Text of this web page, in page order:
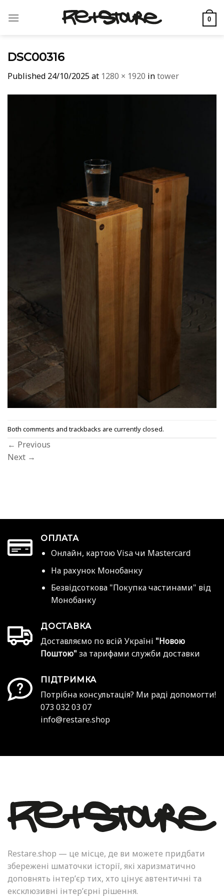
0
DSC00316
Published 24/10/2025at 1280 × 1920 intower
Both comments and trackbacks are currently closed.
← Previous
Next →
ОПЛАТА
Онлайн, картою Visa чи Mastercard
На рахунок Монобанку
Безвідсоткова "Покупка частинами" від
Монобанку
ДОСТАВКА
Доставляємо по всій Україні "Новою
Поштою" за тарифами служби доставки
ПІДТРИМКА
Потрібна консультація? Ми раді допомогти!
073 032 03 07
info@restare.shop
Restare.shop — це місце, де ви можете придбати
збережені шматочки історії, які харизматично
доповнять інтер’єр тих, хто цінує автентичні та
ексклюзивні інтер’єрні рішення.